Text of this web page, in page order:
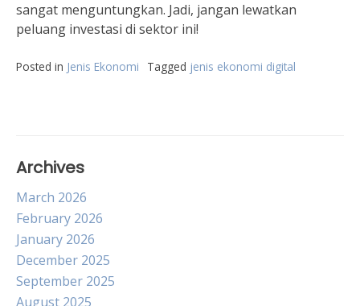
sangat menguntungkan. Jadi, jangan lewatkan
peluang investasi di sektor ini!
Posted in Jenis Ekonomi Tagged jenis ekonomi digital
Archives
March 2026
February 2026
January 2026
December 2025
September 2025
August 2025